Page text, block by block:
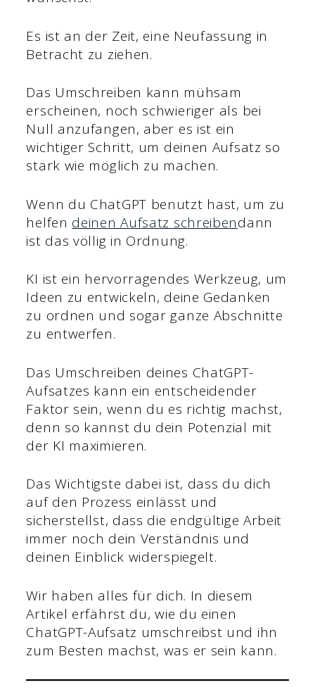
Es ist an der Zeit, eine Neufassung in
Betracht zu ziehen.
Das Umschreiben kann mühsam
erscheinen, noch schwieriger als bei
Null anzufangen, aber es ist ein
wichtiger Schritt, um deinen Aufsatz so
stark wie möglich zu machen.
Wenn du ChatGPT benutzt hast, um zu
helfen deinen Aufsatz schreibendann
ist das völlig in Ordnung.
KI ist ein hervorragendes Werkzeug, um
Ideen zu entwickeln, deine Gedanken
zu ordnen und sogar ganze Abschnitte
zu entwerfen.
Das Umschreiben deines ChatGPT-
Aufsatzes kann ein entscheidender
Faktor sein, wenn du es richtig machst,
denn so kannst du dein Potenzial mit
der KI maximieren.
Das Wichtigste dabei ist, dass du dich
auf den Prozess einlässt und
sicherstellst, dass die endgültige Arbeit
immer noch dein Verständnis und
deinen Einblick widerspiegelt.
Wir haben alles für dich. In diesem
Artikel erfährst du, wie du einen
ChatGPT-Aufsatz umschreibst und ihn
zum Besten machst, was er sein kann.